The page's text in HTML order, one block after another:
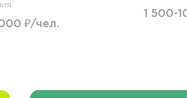
₽/чел.
1 500-